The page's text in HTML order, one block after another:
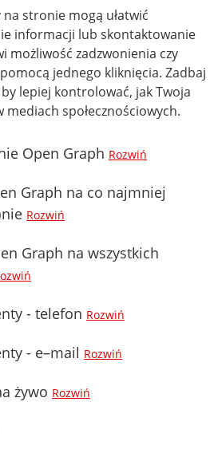
stronie mogą ułatwić
informacji lub skontaktowanie
możliwość zadzwonienia czy
jednego kliknięcia. Zadbaj
lepiej kontrolować, jak Twoja
społecznościowych.
Open Graph Rozwiń
Graph na co najmniej
Rozwiń
Graph na wszystkich
- telefon Rozwiń
- e–mail Rozwiń
żywo Rozwiń